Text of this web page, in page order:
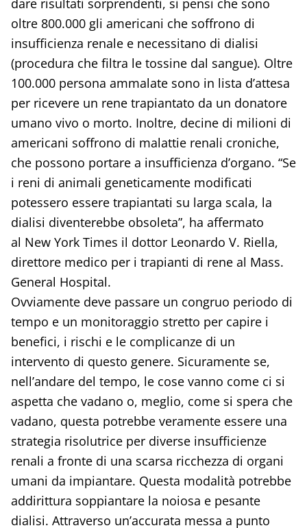
oltre 800.000 gli americani che soffrono di
insufficienza renale e necessitano di dialisi
(procedura che filtra le tossine dal sangue). Oltre
100.000 persona ammalate sono in lista d’attesa
per ricevere un rene trapiantato da un donatore
umano vivo o morto. Inoltre, decine di milioni di
americani soffrono di malattie renali croniche,
che possono portare a insufficienza d’organo. “Se
i reni di animali geneticamente modificati
potessero essere trapiantati su larga scala, la
dialisi diventerebbe obsoleta”, ha affermato
al New York Times il dottor Leonardo V. Riella,
direttore medico per i trapianti di rene al Mass.
General Hospital.
Ovviamente deve passare un congruo periodo di
tempo e un monitoraggio stretto per capire i
benefici, i rischi e le complicanze di un
intervento di questo genere. Sicuramente se,
nell’andare del tempo, le cose vanno come ci si
aspetta che vadano o, meglio, come si spera che
vadano, questa potrebbe veramente essere una
strategia risolutrice per diverse insufficienze
renali a fronte di una scarsa ricchezza di organi
umani da impiantare. Questa modalità potrebbe
addirittura soppiantare la noiosa e pesante
dialisi. Attraverso un’accurata messa a punto